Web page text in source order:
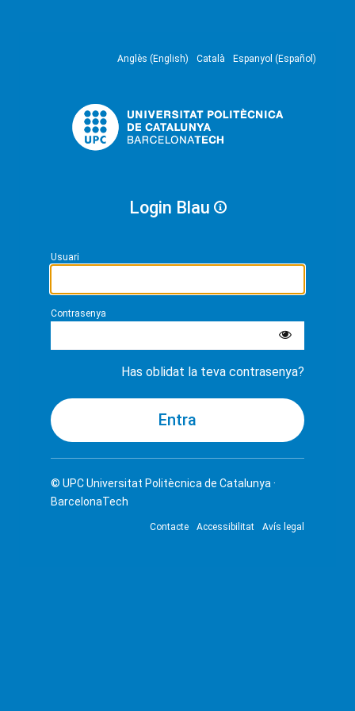
Anglès (English) Català Espanyol (Español)
Login Blau
Usuari
Contrasenya
Has oblidat la teva contrasenya?
© UPCUniversitat Politècnica de Catalunya ·
BarcelonaTech
Contacte Accessibilitat Avís legal